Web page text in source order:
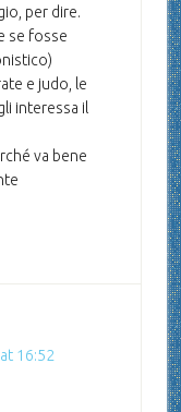
per dire.
se fosse
e judo, le
interessa il
va bene
16:52